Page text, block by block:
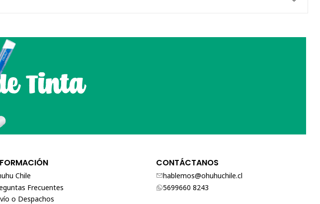
Chile
Frecuentes
o Despachos
CONTÁCTANOS
hablemos@ohuhuchile.cl
5699660 8243